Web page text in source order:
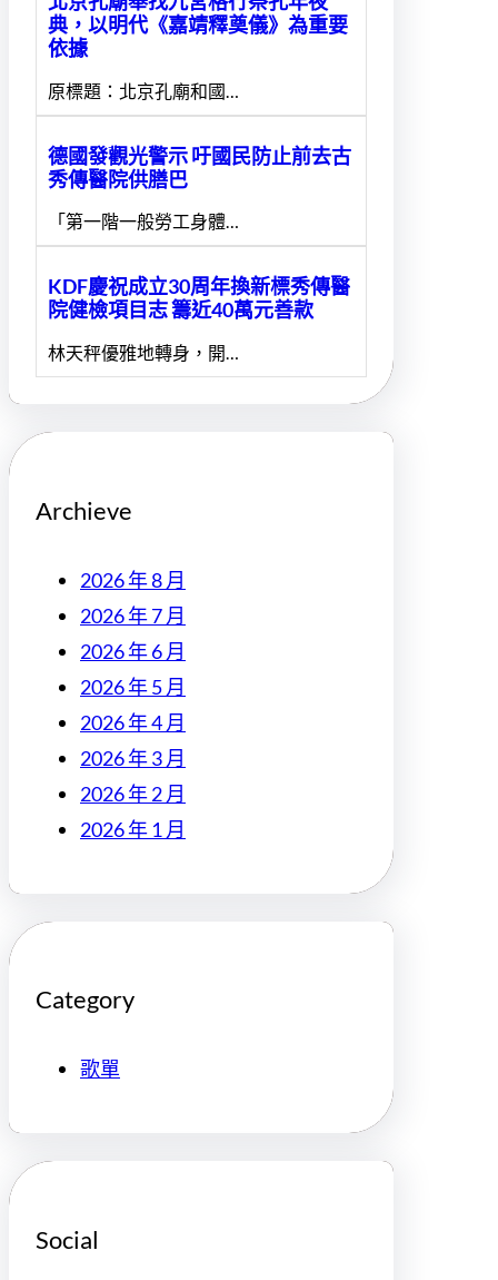
典，以明代《嘉靖釋奠儀》為重要
依據
原標題：北京孔廟和國…
德國發觀光警示 吁國民防止前去古
秀傳醫院供膳巴
「第一階一般勞工身體…
KDF慶祝成立30周年換新標秀傳醫
院健檢項目志 籌近40萬元善款
林天秤優雅地轉身，開…
Archieve
2026 年 8 月
2026 年 7 月
2026 年 6 月
2026 年 5 月
2026 年 4 月
2026 年 3 月
2026 年 2 月
2026 年 1 月
Category
歌單
Social